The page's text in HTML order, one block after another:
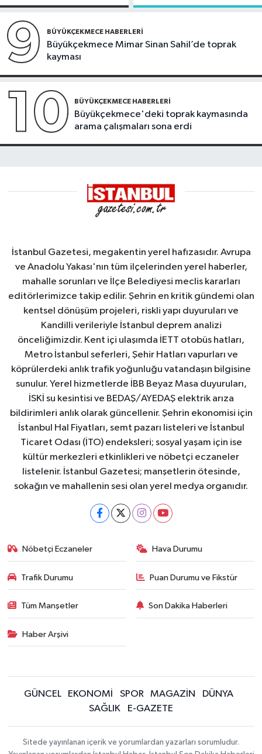
9 BÜYÜKÇEKMECE HABERLERI
Büyükçekmece Mimar Sinan Sahil’de toprak
kayması
10 BÜYÜKÇEKMECE HABERLERI
Büyükçekmece'deki toprak kaymasında
arama çalışmaları sona erdi
İstanbul Gazetesi, megakentin yerel hafızasıdır. Avrupa
ve Anadolu Yakası'nın tüm ilçelerinden yerel haberler,
mahalle sorunları ve İlçe Belediyesi meclis kararları
editörlerimizce takip edilir. Şehrin en kritik gündemi olan
kentsel dönüşüm projeleri, riskli yapı duyuruları ve
Kandilli verileriyle İstanbul deprem analizi
önceliğimizdir. Kent içi ulaşımda İETT otobüs hatları,
Metro İstanbul seferleri, Şehir Hatları vapurları ve
köprülerdeki anlık trafik yoğunluğu vatandaşın bilgisine
sunulur. Yerel hizmetlerde İBB Beyaz Masa duyuruları,
İSKİ su kesintisi ve BEDAŞ/AYEDAŞ elektrik arıza
bildirimleri anlık olarak güncellenir. Şehrin ekonomisi için
İstanbul Hal Fiyatları, semt pazarı listeleri ve İstanbul
Ticaret Odası (İTO) endeksleri; sosyal yaşam için ise
kültür merkezleri etkinlikleri ve nöbetçi eczaneler
listelenir. İstanbul Gazetesi; manşetlerin ötesinde,
sokağın ve mahallenin sesi olan yerel medya organıdır.
Nöbetçi Eczaneler Hava Durumu
Trafik Durumu Puan Durumu ve Fikstür
Tüm Manşetler Son Dakika Haberleri
Haber Arşivi
GÜNCEL EKONOMİ SPOR MAGAZİN
DÜNYA
SAĞLIK
E-GAZETE
Sitede yayınlanan içerik ve yorumlardan yazarları sorumludur.